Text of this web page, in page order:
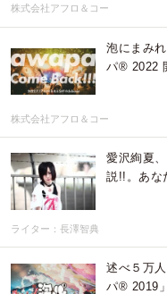
株式会社アフロ＆コー
泡にまみ
パ® 2022
株式会社アフロ＆コー
愛沢絢夏
説!!。あな
ライター：長澤智典
述べ５万
パ® 2019